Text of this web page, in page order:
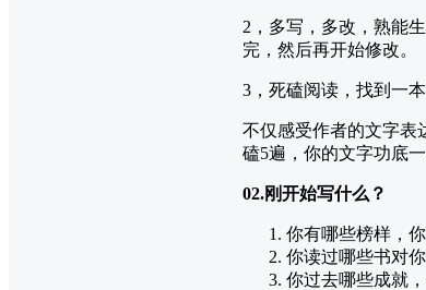
2，多写，多改，熟能
完，然后再开始修改。
3，死磕阅读，找到一
不仅感受作者的文字表
磕5遍，你的文字功底一
02.刚开始写什么？
你有哪些榜样，
你读过哪些书对
你过去哪些成就